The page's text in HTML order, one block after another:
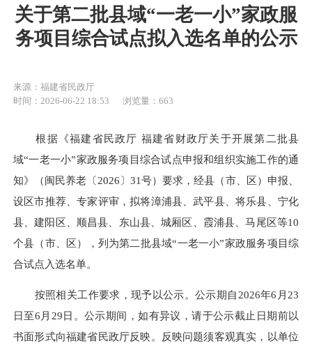
关于第二批县域“一老一小”家政服
务项目综合试点拟入选名单的公示
来源：福建省民政厅
时间：2026-06-22 18:53
浏览量：663
根据《福建省民政厅 福建省财政厅关于开展第二批县
域“一老一小”家政服务项目综合试点申报和组织实施工作的通
知》（闽民养老〔2026〕31号）要求，经县（市、区）申报、
设区市推荐、专家评审，拟将漳浦县、武平县、将乐县、宁化
县、建阳区、顺昌县、东山县、城厢区、霞浦县、马尾区等10
个县（市、区），列为第二批县域“一老一小”家政服务项目综
合试点入选名单。
按照相关工作要求，现予以公示。公示期自2026年6月23
日至6月29日。公示期间，如有异议，请于公示截止日期前以
书面形式向福建省民政厅反映。反映问题须客观真实，以单位